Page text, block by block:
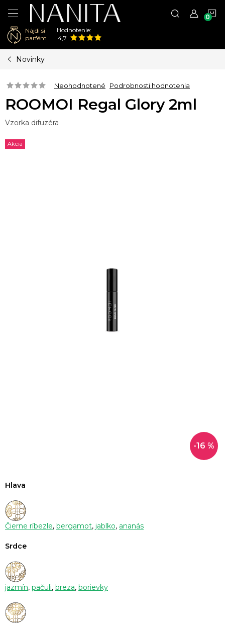
Nájdi si
parfém
Hodnotenie:
4,7
Novinky
Neohodnotené Podrobnosti hodnotenia
ROOMOI Regal Glory 2ml
Vzorka difuzéra
Akcia
-16 %
Hlava
Čierne ríbezle, bergamot, jablko, ananás
Srdce
jazmín, pačuli, breza, borievky